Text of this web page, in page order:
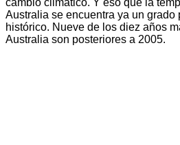
Australia se encuentra ya un
histórico. Nueve de los diez años
Australia son posteriores a 2005.